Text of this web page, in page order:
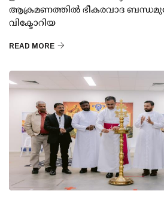
ആക്രമണത്തില്‍ ഭീകരവാദ
വിക്ടോറിയ
READ MORE